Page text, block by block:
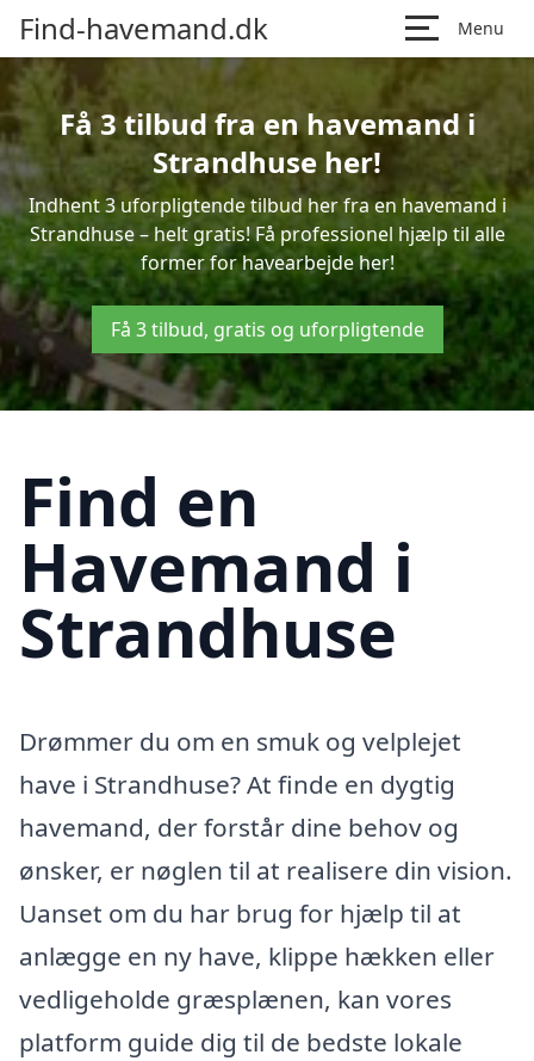
Find-havemand.dk Menu
Få 3 tilbud fra en havemand i
Strandhuse her!
Indhent 3 uforpligtende tilbud her fra en havemand i
Strandhuse – helt gratis! Få professionel hjælp til alle
former for havearbejde her!
Få 3 tilbud, gratis og uforpligtende
Find en
Havemand i
Strandhuse
Drømmer du om en smuk og velplejet
have i Strandhuse? At finde en dygtig
havemand, der forstår dine behov og
ønsker, er nøglen til at realisere din vision.
Uanset om du har brug for hjælp til at
anlægge en ny have, klippe hækken eller
vedligeholde græsplænen, kan vores
platform guide dig til de bedste lokale